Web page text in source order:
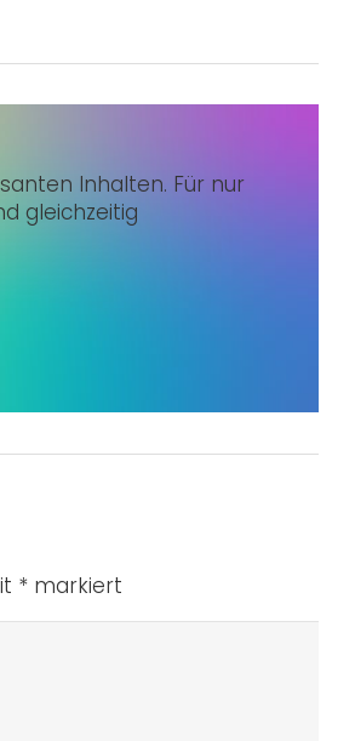
Inhalten. Für nur
gleichzeitig
* markiert